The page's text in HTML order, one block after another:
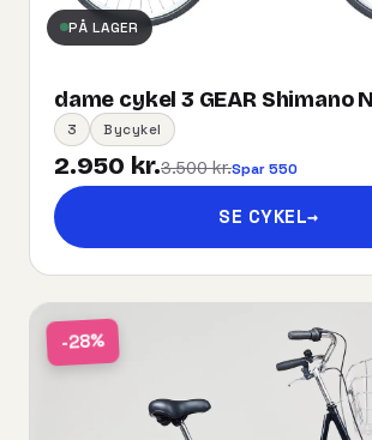
PÅ LAGER
dame cykel 3 GEAR Shimano
3 Bycykel
2.950 kr.3.500 kr.Spar 550
SE CYKEL→
-28%